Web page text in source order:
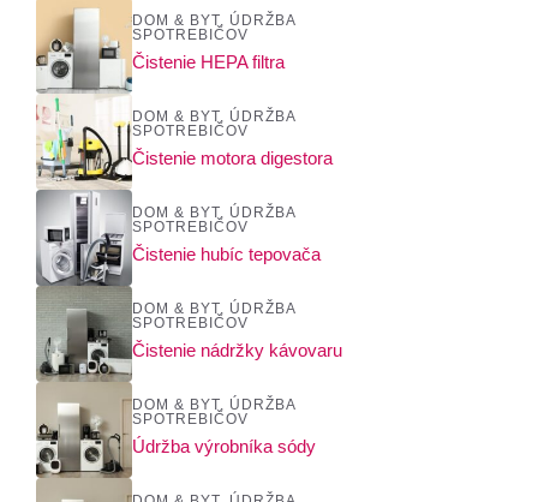
DOM & BYT, ÚDRŽBA
SPOTREBIČOV
Čistenie HEPA filtra
DOM & BYT, ÚDRŽBA
SPOTREBIČOV
Čistenie motora digestora
DOM & BYT, ÚDRŽBA
SPOTREBIČOV
Čistenie hubíc tepovača
DOM & BYT, ÚDRŽBA
SPOTREBIČOV
Čistenie nádržky kávovaru
DOM & BYT, ÚDRŽBA
SPOTREBIČOV
Údržba výrobníka sódy